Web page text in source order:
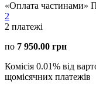
«Оплата частинами»
2
2 платежі
по 7 950.00 грн
Комісія 0.01% від
щомісячних платежів